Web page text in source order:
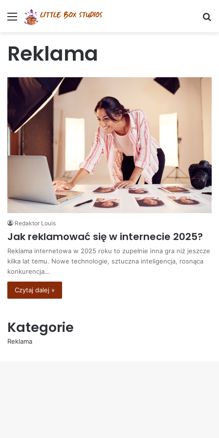
Menu
Reklama
Redaktor Louis
Jak reklamować się w internecie 2025?
Reklama internetowa w 2025 roku to zupełnie inna gra niż jeszcze
kilka lat temu. Nowe technologie, sztuczna inteligencja, rosnąca
konkurencja…
Czytaj dalej »
Kategorie
Reklama